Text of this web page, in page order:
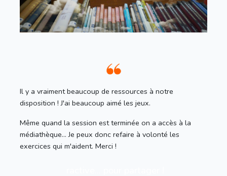
Il y a vraiment beaucoup de ressources à notre
disposition ! J'ai beaucoup aimé les jeux.
Même quand la session est terminée on a accès à la
médiathèque... Je peux donc refaire à volonté les
exercices qui m'aident. Merci !